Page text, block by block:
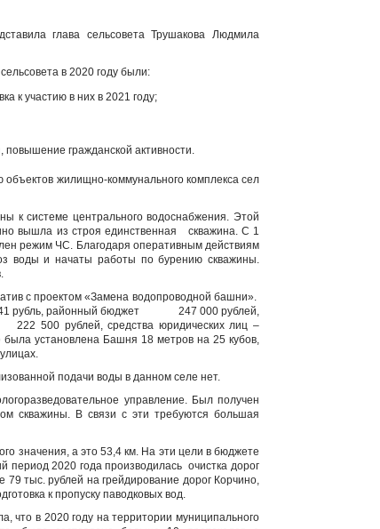
глава сельсовета Трушакова Людмила
в 2020 году были:
к участию в них в 2021 году;
гражданской активности.
жилищно-коммунального комплекса сел
к системе центрального водоснабжения. Этой
вышла из строя единственная скважина. С 1
режим ЧС. Благодаря оперативным действиям
воды и начаты работы по бурению скважины.
с проектом «Замена водопроводной башни».
рубль, районный бюджет 247 000 рублей,
500 рублей, средства юридических лиц –
установлена Башня 18 метров на 25 кубов,
подачи воды в данном селе нет.
управление. Был получен
скважины. В связи с эти требуются большая
значения, а это 53,4 км. На эти цели в бюджете
2020 года производилась очистка дорог
тыс. рублей на грейдирование дорог Корчино,
к пропуску паводковых вод.
что в 2020 году на территории муниципального